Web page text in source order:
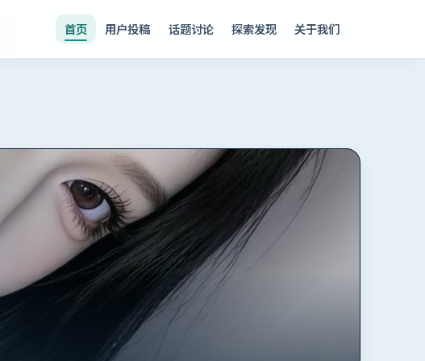
首页 用户投稿 话题讨论 探索发现 关于我们